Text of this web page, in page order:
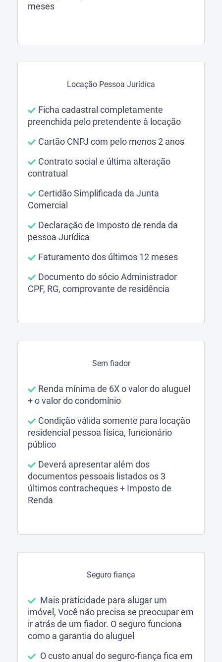
meses
Locação Pessoa Jurídica
Ficha cadastral completamente
preenchida pelo pretendente à locação
Cartão CNPJ com pelo menos 2 anos
Contrato social e última alteração
contratual
Certidão Simplificada da Junta
Comercial
Declaração de Imposto de renda da
pessoa Jurídica
Faturamento dos últimos 12 meses
Documento do sócio Administrador
CPF, RG, comprovante de residência
Sem fiador
Renda mínima de 6X o valor do aluguel
+ o valor do condomínio
Condição válida somente para locação
residencial pessoa física, funcionário
público
Deverá apresentar além dos
documentos pessoais listados os 3
últimos contracheques + Imposto de
Renda
Seguro fiança
Mais praticidade para alugar um
imóvel, Você não precisa se preocupar em
ir atrás de um fiador. O seguro funciona
como a garantia do aluguel
O custo anual do seguro-fiança fica em